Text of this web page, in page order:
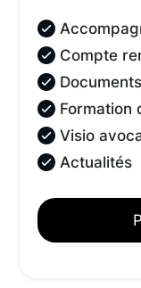
Compte
Formation
Visio
Actualités